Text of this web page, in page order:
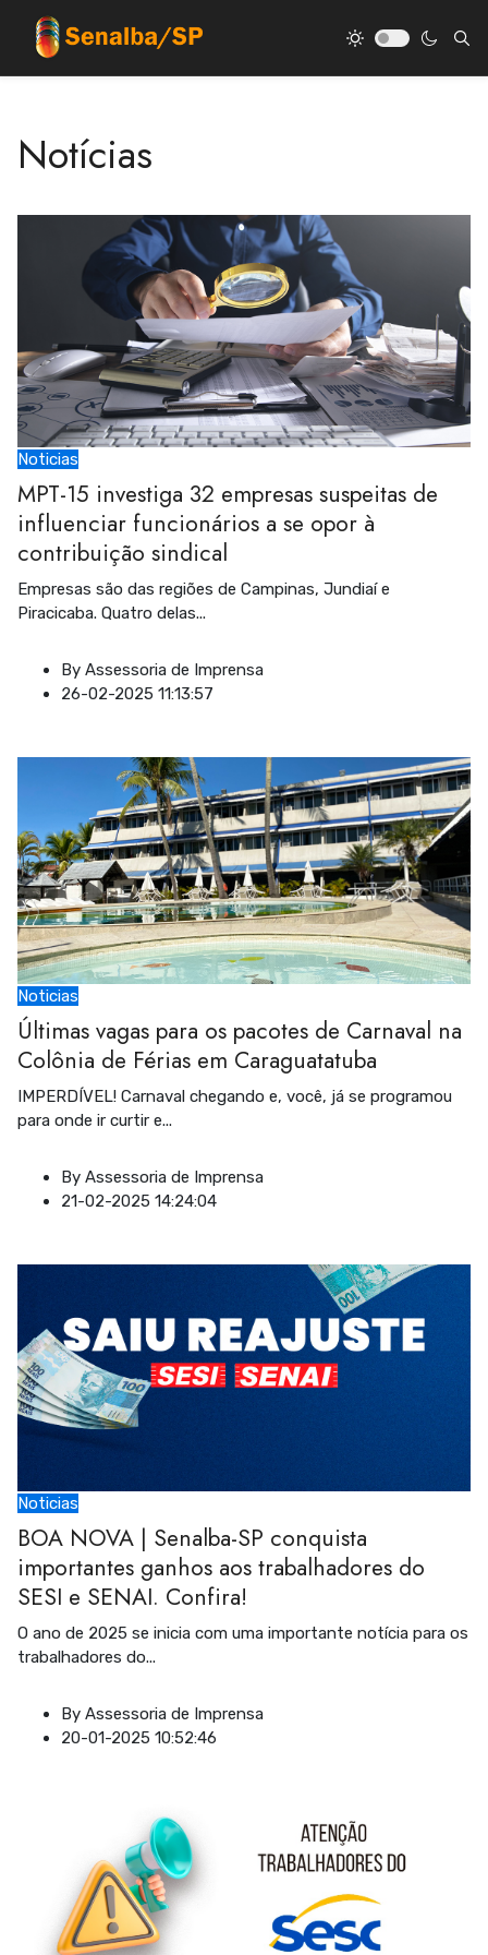
Notícias
Noticias
MPT-15 investiga 32 empresas suspeitas de
influenciar funcionários a se opor à
contribuição sindical
Empresas são das regiões de Campinas, Jundiaí e
Piracicaba. Quatro delas...
By Assessoria de Imprensa
26-02-2025 11:13:57
Noticias
Últimas vagas para os pacotes de Carnaval na
Colônia de Férias em Caraguatatuba
IMPERDÍVEL! Carnaval chegando e, você, já se programou
para onde ir curtir e...
By Assessoria de Imprensa
21-02-2025 14:24:04
Noticias
BOA NOVA | Senalba-SP conquista
importantes ganhos aos trabalhadores do
SESI e SENAI. Confira!
O ano de 2025 se inicia com uma importante notícia para os
trabalhadores do...
By Assessoria de Imprensa
20-01-2025 10:52:46